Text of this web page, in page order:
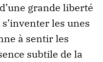
grande liberté
les unes
à sentir les
subtile de la